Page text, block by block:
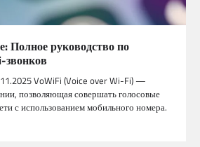
Полное руководство по
звонков
VoWiFi (Voice over Wi-Fi) —
позволяющая совершать голосовые
с использованием мобильного номера.